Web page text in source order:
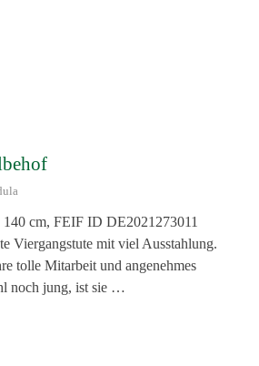
140 cm, FEIF ID DE2021273011
Viergangstute mit viel Ausstahlung.
tolle Mitarbeit und angenehmes
noch jung, ist sie …